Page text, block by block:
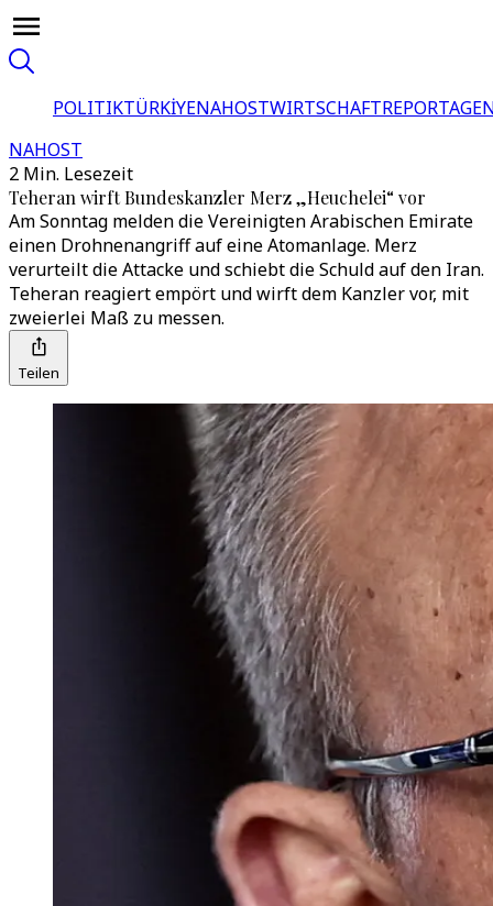
POLITIKTÜRKİYENAHOSTWIRTSCHAFT
NAHOST
2 Min. Lesezeit
Teheran wirft Bundeskanzler Merz „Heuchelei“ vor
Am Sonntag melden die Vereinigten Arabischen Emirate
einen Drohnenangriff auf eine Atomanlage. Merz
verurteilt die Attacke und schiebt die Schuld auf den Iran.
Teheran reagiert empört und wirft dem Kanzler vor, mit
zweierlei Maß zu messen.
Teilen